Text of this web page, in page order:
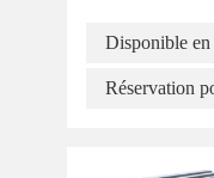
Disponible
Réservation